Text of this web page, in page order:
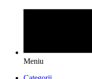
Meniu